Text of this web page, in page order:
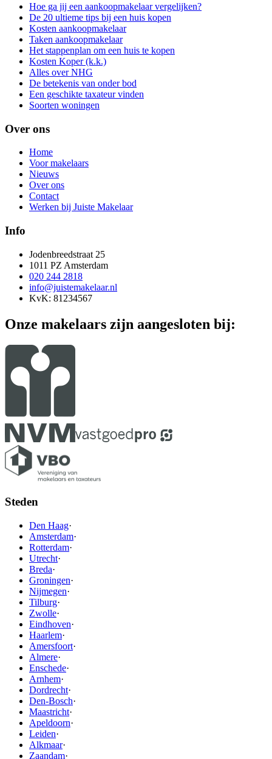
Hoe ga jij een aankoopmakelaar vergelijken?
De 20 ultieme tips bij een huis kopen
Kosten aankoopmakelaar
Taken aankoopmakelaar
Het stappenplan om een huis te kopen
Kosten Koper (k.k.)
Alles over NHG
De betekenis van onder bod
Een geschikte taxateur vinden
Soorten woningen
Over ons
Home
Voor makelaars
Nieuws
Over ons
Contact
Werken bij Juiste Makelaar
Info
Jodenbreedstraat 25
1011 PZ Amsterdam
020 244 2818
info@juistemakelaar.nl
KvK: 81234567
Onze makelaars zijn aangesloten bij:
Steden
Den Haag·
Amsterdam·
Rotterdam·
Utrecht·
Breda·
Groningen·
Nijmegen·
Tilburg·
Zwolle·
Eindhoven·
Haarlem·
Amersfoort·
Almere·
Enschede·
Arnhem·
Dordrecht·
Den-Bosch·
Maastricht·
Apeldoorn·
Leiden·
Alkmaar·
Zaandam·